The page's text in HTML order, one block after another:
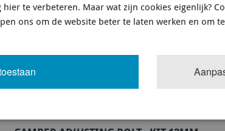
12MM
Artikel725 van 3503
te verbeteren. Maar wat zijn cookies eigenlijk?
ons om de website beter te laten werken en om